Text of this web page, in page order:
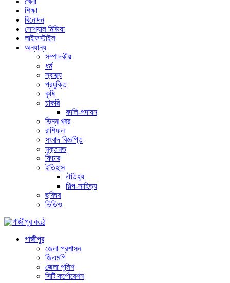
শিক্ষা
বিনোদন
সোশ্যাল মিডিয়া
লাইফস্টাইল
অন্যান্য
সম্পাদকীয়
ধর্ম
স্বাস্থ্য
প্রযুক্তি
কৃষি
চাকরি
বদলি-পদায়ন
ভিন্ন খবর
রাশিফল
সংবাদ বিজ্ঞপ্তি
মুক্তমত
ফিচার
ইতিহাস
ঐতিহ্য
শিল্প-সাহিত্য
ছবিঘর
ভিডিও
গাজীপুর
জেলা প্রশাসন
জিএমপি
জেলা পুলিশ
সিটি কর্পোরেশন